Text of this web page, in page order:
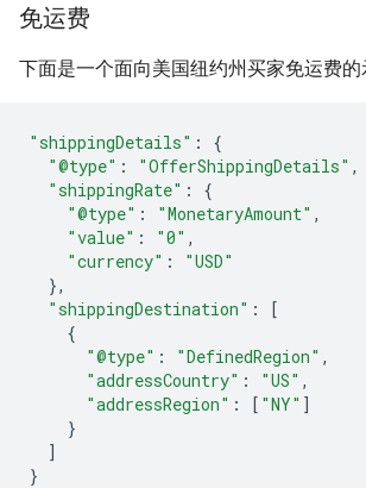
免运费
下面是一个面向美国纽约州买家免运费的
"shippingDetails" :
{
"@type" : "OfferShippingDetails" ,
"shippingRate" :
{
"@type" : "MonetaryAmount" ,
"value" : "0" ,
"currency" :
"USD"
},
"shippingDestination" :
[
{
"@type" : "DefinedRegion" ,
"addressCountry" : "US" ,
"addressRegion" : [ "NY" ]
}
]
}